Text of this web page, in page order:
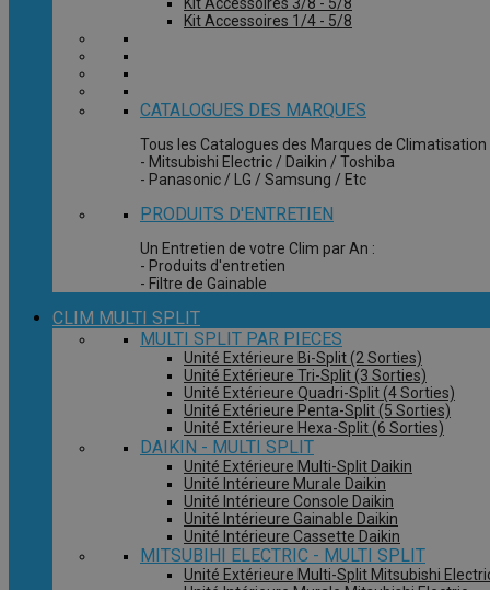
Kit Accessoires 1/4 - 5/8
CATALOGUES DES MARQUES
Tous les Catalogues des Marques de Climatisation
- Mitsubishi Electric / Daikin / Toshiba
- Panasonic / LG / Samsung / Etc
PRODUITS D'ENTRETIEN
Un Entretien de votre Clim par An :
- Produits d'entretien
- Filtre de Gainable
CLIM MULTI SPLIT
MULTI SPLIT PAR PIECES
Unité Extérieure Bi-Split (2 Sorties)
Unité Extérieure Tri-Split (3 Sorties)
Unité Extérieure Quadri-Split (4 Sorties)
Unité Extérieure Penta-Split (5 Sorties)
Unité Extérieure Hexa-Split (6 Sorties)
DAIKIN - MULTI SPLIT
Unité Extérieure Multi-Split Daikin
Unité Intérieure Murale Daikin
Unité Intérieure Console Daikin
Unité Intérieure Gainable Daikin
Unité Intérieure Cassette Daikin
MITSUBIHI ELECTRIC - MULTI SPLIT
Unité Extérieure Multi-Split Mitsubishi